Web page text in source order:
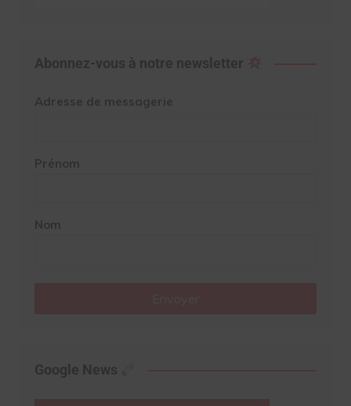
Abonnez-vous à notre newsletter
Adresse de messagerie
Prénom
Nom
Google News